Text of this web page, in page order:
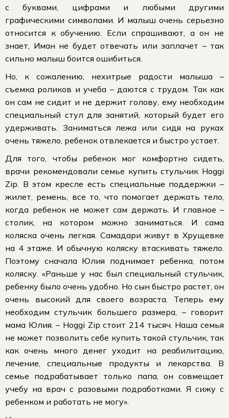
с буквами, цифрами и любыми другими
графическими символами. И малыш очень серьезно
относится к обучению. Если спрашивают, а он не
знает, Иман не будет отвечать или заплачет – так
сильно малыш боится ошибиться.
Но, к сожалению, нехитрые радости малыша –
съемка роликов и учеба – даются с трудом. Так как
он сам не сидит и не держит голову, ему необходим
специальный стул для занятий, который будет его
удерживать. Заниматься лежа или сидя на руках
очень тяжело, ребенок отвлекается и быстро устает.
Для того, чтобы ребенок мог комфортно сидеть,
врачи рекомендовали семье купить стульчик Hoggi
Zip. В этом кресле есть специальные поддержки –
жилет, ремень, все то, что помогает держать тело,
когда ребенок не может сам держать. И главное –
столик, на котором можно заниматься. И сама
коляска очень легкая. Самадари живут в Хрущевке
на 4 этаже. И обычную коляску втаскивать тяжело.
Поэтому сначала Юлия поднимает ребенка, потом
коляску. «Раньше у нас был специальный стульчик,
ребенку было очень удобно. Но сын быстро растет, он
очень высокий для своего возраста. Теперь ему
необходим стульчик большего размера, – говорит
мама Юлия. – Hoggi Zip стоит 214 тысяч. Наша семья
не может позволить себе купить такой стульчик, так
как очень много денег уходит на реабилитацию,
лечение, специальные продукты и лекарства. В
семье подрабатывает только папа, он совмещает
учебу на врач с разовыми подработками. Я сижу с
ребенком и работать не могу».